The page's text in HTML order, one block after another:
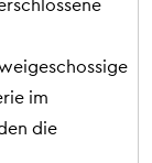
im
die